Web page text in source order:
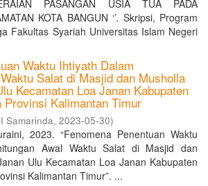
PASANGAN USIA TUA PADA
KOTA BANGUN ‘’. Skripsi, Program
Fakultas Syariah Universitas Islam Negeri
Waktu Ihtiyath Dalam
Salat di Masjid dan Musholla
Kecamatan Loa Janan Kabupaten
Provinsi Kalimantan Timur
Samarinda, 2023-05-30)
2023. “Fenomena Penentuan Waktu
Awal Waktu Salat di Masjid dan
Ulu Kecamatan Loa Janan Kabupaten
Kalimantan Timur”. ...